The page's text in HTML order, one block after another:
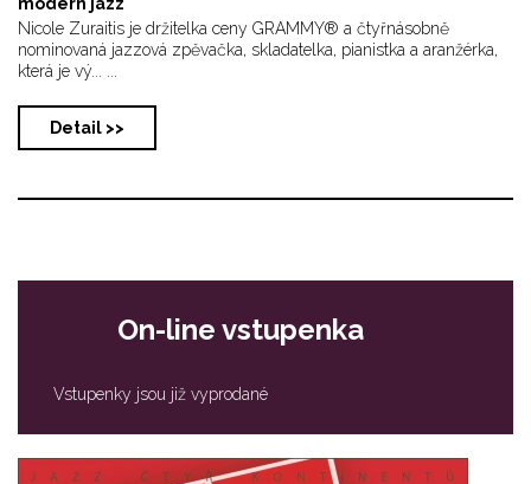
Nicole Zuraitis je držitelka ceny GRAMMY® a čtyřnásobně
nominovaná jazzová zpěvačka, skladatelka, pianistka a aranžérka,
která je vý... ...
Detail >>
On-line vstupenka
Vstupenky jsou již vyprodané